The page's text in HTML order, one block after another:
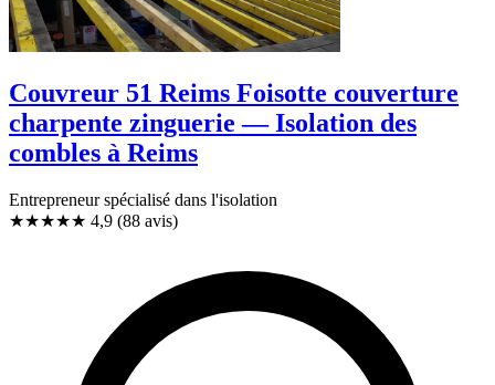
Couvreur 51 Reims Foisotte couverture
charpente zinguerie — Isolation des
combles à Reims
Entrepreneur spécialisé dans l'isolation
★★★★★ 4,9 (88 avis)